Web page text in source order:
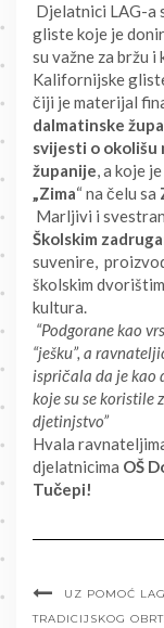
Djelatnici LAG-a
gliste koje je
su važne za bržu
Kalifornijske
čiji je materijal
dalmatinske
svijesti o okolišu
županije, a koje
„Zima“ na čelu sa
Marljivi i
Školskim
suvenire,
školskim
kultura.
“Podgorane kao
“ješku”, a
ispričala da je kao
koje su se koristile
djetinjstvo”
Hvala
djelatnicima OŠ
Tučepi!
UZ POMOĆ
TRADICIJSKOG